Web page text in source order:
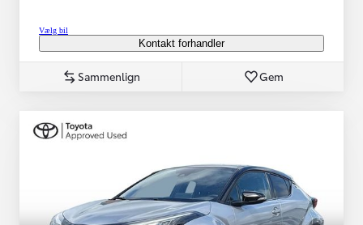
Vælg bil
Kontakt forhandler
Sammenlign Gem